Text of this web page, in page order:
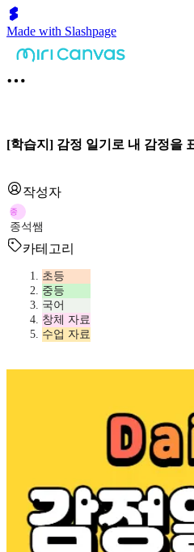
Made with Slashpage
[학습지] 감정 일기로 내 감정을
작성자
종
종석쌤
카테고리
초등
중등
국어
창체 자료
수업 자료